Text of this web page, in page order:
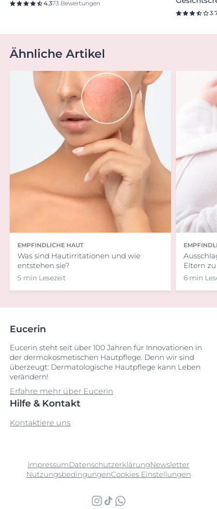
4.373 Bewertungen
Ähnliche Artikel
EMPFINDLICHE HAUT
Was sind Hautirritationen und wie
entstehen sie?
5 min Lesezeit
Eltern
6 min
Eucerin
Eucerin steht seit über 100 Jahren für Innovationen in
der dermokosmetischen Hautpflege. Denn wir sind
überzeugt: Dermatologische Hautpflege kann Leben
verändern!
Erfahre mehr über Eucerin
Hilfe & Kontakt
Kontaktiere uns
ImpressumDatenschutzerklärungNewsletter
NutzungsbedingungenCookies Einstellungen